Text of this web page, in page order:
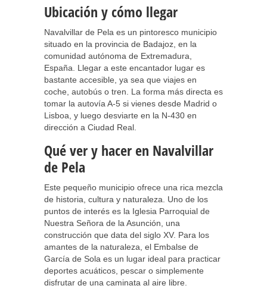
Ubicación y cómo llegar
Navalvillar de Pela es un pintoresco municipio
situado en la provincia de Badajoz, en la
comunidad autónoma de Extremadura,
España. Llegar a este encantador lugar es
bastante accesible, ya sea que viajes en
coche, autobús o tren. La forma más directa es
tomar la autovía A-5 si vienes desde Madrid o
Lisboa, y luego desviarte en la N-430 en
dirección a Ciudad Real.
Qué ver y hacer en Navalvillar
de Pela
Este pequeño municipio ofrece una rica mezcla
de historia, cultura y naturaleza. Uno de los
puntos de interés es la Iglesia Parroquial de
Nuestra Señora de la Asunción, una
construcción que data del siglo XV. Para los
amantes de la naturaleza, el Embalse de
García de Sola es un lugar ideal para practicar
deportes acuáticos, pescar o simplemente
disfrutar de una caminata al aire libre.